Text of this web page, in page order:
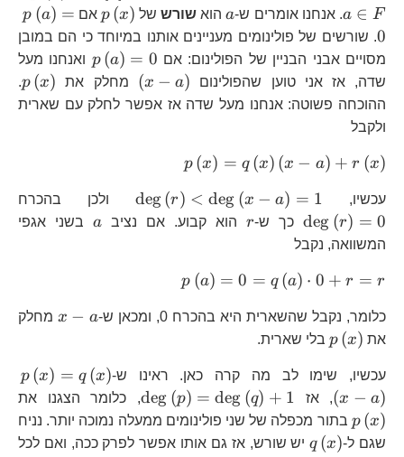
a ∈ F . אנחנו אומרים ש- a aהוא שורששל p (x) אם p (a) =
0. שורשים של פולינומים מעניינים אותנו במיוחד כי הם במובן
מסויים אבני הבניין של הפולינום: אם
p (a) = 0
ואנחנו מעל
שדה, אז אני טוען שהפולינום
\left(x-
a\right)
(x − a) מחלק את p (x)
.
ההוכחה פשוטה: אנחנו מעל שדה אז אפשר לחלק עם שארית
ולקבל
p (x) = q (x) (x − a) + r (x)
עכשיו,
\deg\left(r\right)
<\deg\left(x-
a\right)=1
deg(r) < deg (x − a) = 1 ולכן בהכרח
deg (r) = 0 כך ש- r r הוא קבוע. אם נציב a
a בשני אגפי
המשוואה, נקבל
p (a) = 0 = q (a) ⋅ 0 + r = r
כלומר, נקבל שהשארית היא בהכרח 0, ומכאן ש-
x-
a
x − a
מחלק
את
p (x) בלי שארית.
עכשיו, שימו לב מה קרה כאן. ראינו ש- p (x) = q (x)
(x − a) , אז deg (p) = deg (q) + 1 , כלומר הצגנו את
p (x)
בתור מכפלה של שני פולינומים ממעלה נמוכה יותר. נניח
שגם ל-
q\left(x\right) q (x)
יש שורש, אז גם אותו אפשר לפרק ככה, ואם לכל